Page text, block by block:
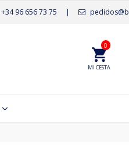
|
+34 96 656 73 75
MI CESTA
0